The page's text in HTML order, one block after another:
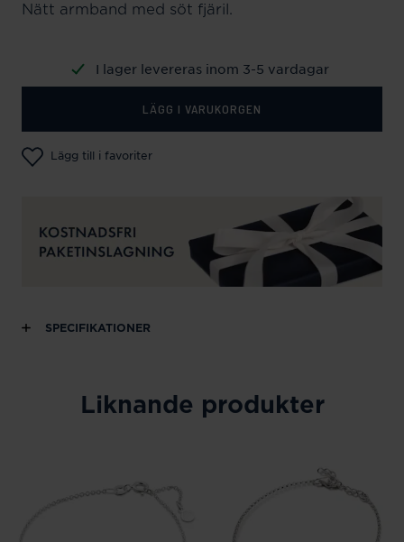
Nätt armband med söt fjäril.
I lager levereras inom 3-5 vardagar
LÄGG I VARUKORGEN
Lägg till i favoriter
SPECIFIKATIONER
Liknande produkter